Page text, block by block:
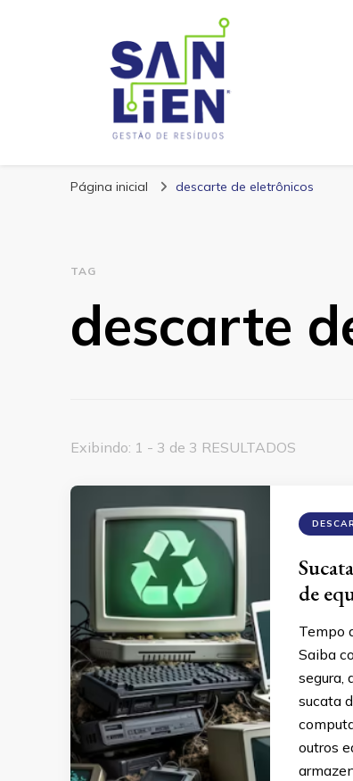
San Lien
Página inicial descarte de eletrônicos
TAG
descarte
Exibindo: 1 - 3 de 3 RESULTADOS
de
Tempo
Saiba
segura,
sucata
outros